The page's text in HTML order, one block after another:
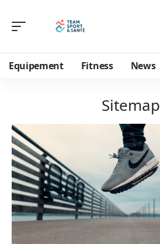
Equipement Fitness News
Sitemap